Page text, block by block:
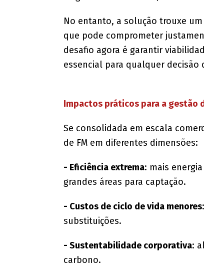
No entanto, a solução trouxe
que pode comprometer
desafio agora é garantir
essencial para qualquer decisão
Impactos práticos para a gestão
Se consolidada em escala
de FM em diferentes dimensões:
- Eficiência extrema: mais
grandes áreas para captação.
- Custos de ciclo de vida menores
substituições.
- Sustentabilidade corporativa:
carbono.